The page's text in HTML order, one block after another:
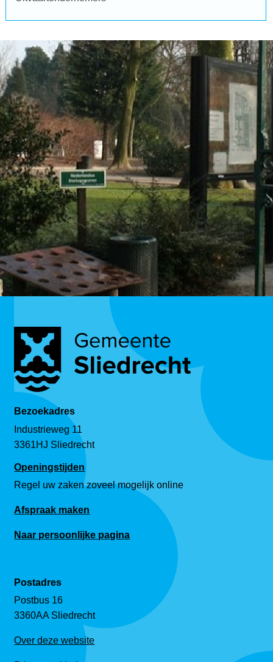
Bezoekadres
Industrieweg 11
3361HJ Sliedrecht
Openingstijden
Regel uw zaken zoveel mogelijk online
Afspraak maken
Naar persoonlijke pagina
Postadres
Postbus 16
3360AA Sliedrecht
Over deze website